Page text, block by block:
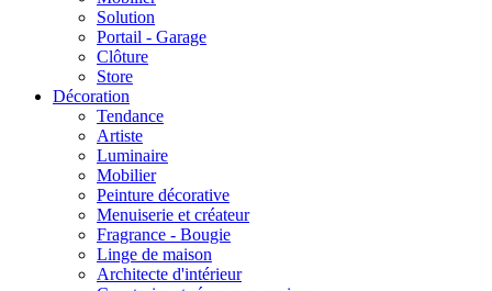
Solution
Portail - Garage
Clôture
Store
Décoration
Tendance
Artiste
Luminaire
Mobilier
Peinture décorative
Menuiserie et créateur
Fragrance - Bougie
Linge de maison
Architecte d'intérieur